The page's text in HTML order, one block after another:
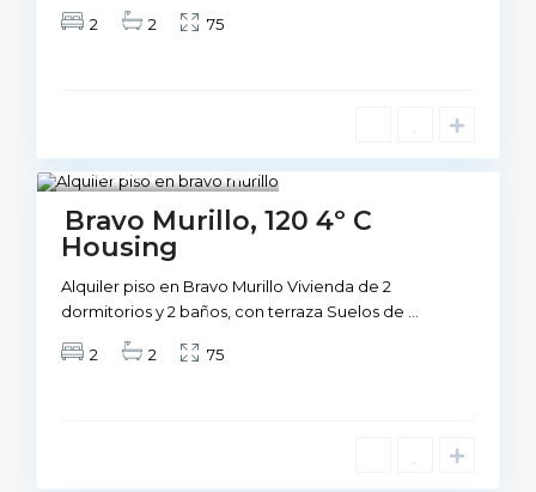
2 2 75
1
Madrid
Not Available
Bravo Murillo, 120 4º C
Housing
Alquiler piso en Bravo Murillo Vivienda de 2
dormitorios y 2 baños, con terraza Suelos de
2 2 75